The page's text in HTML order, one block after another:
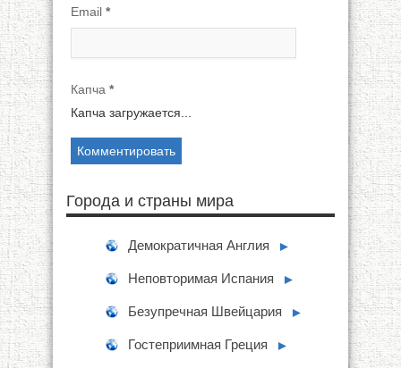
Email *
Капча *
Капча загружается...
Города и страны мира
Демократичная Англия ►
Неповторимая Испания ►
Безупречная Швейцария ►
Гостеприимная Греция ►